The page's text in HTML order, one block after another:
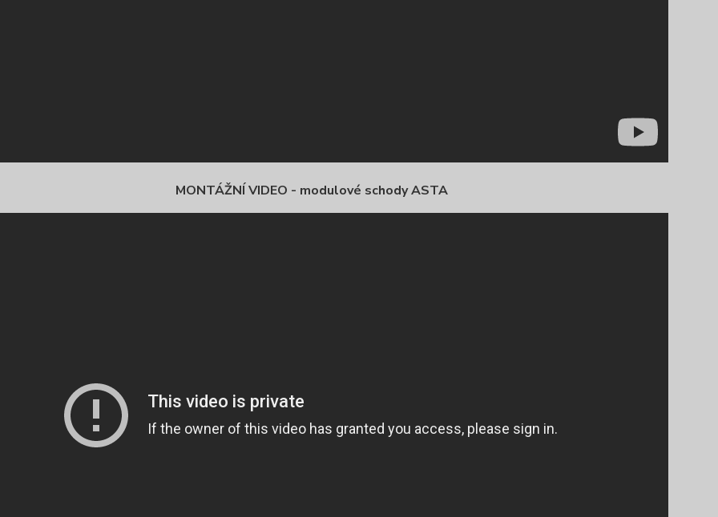
MONTÁŽNÍ VIDEO - modulové schody ASTA